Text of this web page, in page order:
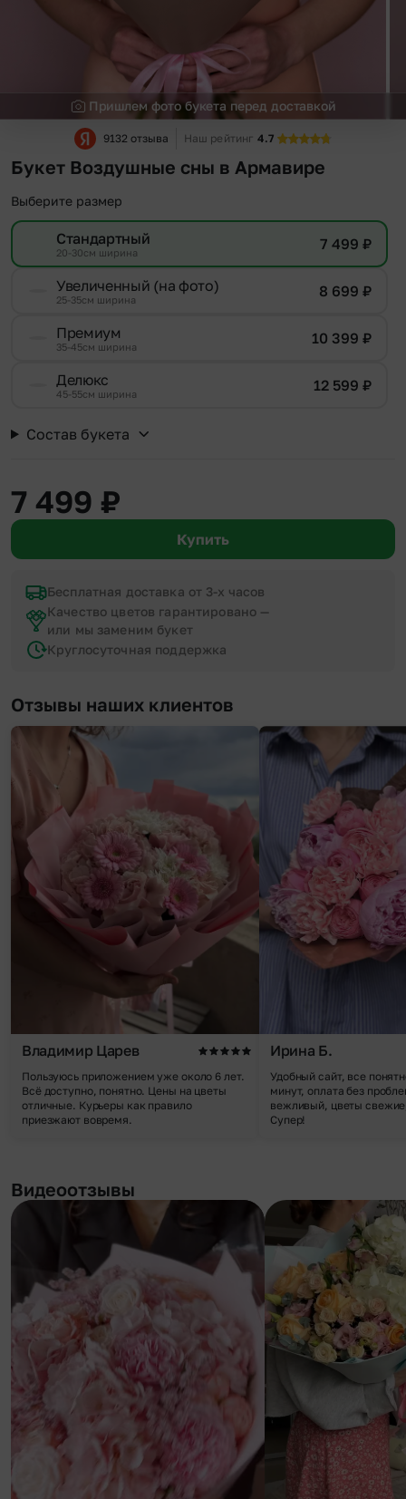
Пришлем фото букета перед доставкой
9132 отзыва Наш рейтинг 4.7
Букет Воздушные сны в Армавире
Выберите размер
Стандартный
20-30см ширина 7 499 ₽
Увеличенный (на фото)
25-35см ширина 8 699 ₽
Премиум
35-45см ширина 10 399 ₽
Делюкс
45-55см ширина 12 599 ₽
Состав букета
7 499 ₽
Купить
Бесплатная доставка от 3-х часов
Качество цветов гарантировано —
или мы заменим букет
Круглосуточная поддержка
Отзывы наших клиентов
Владимир Царев
Пользуюсь приложением уже около 6 лет.
Всё доступно, понятно. Цены на цветы
отличные. Курьеры как правило
приезжают вовремя.
Ирина Б.
Удобный сайт, все
минут, оплата без
вежливый, цветы
Супер!
Видеоотзывы